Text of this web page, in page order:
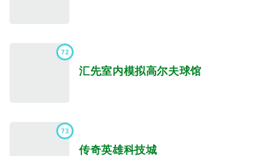
72
汇先室内模拟高尔夫球馆
73
传奇英雄科技城